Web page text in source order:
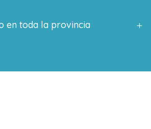
en toda la provincia